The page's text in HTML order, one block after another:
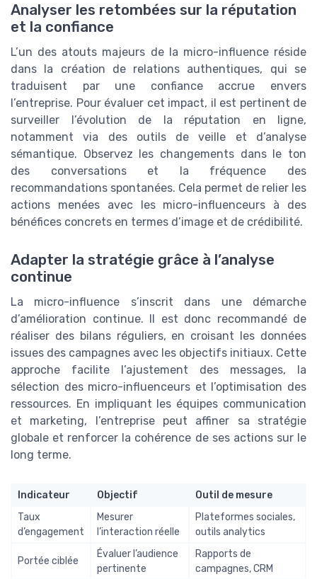
Analyser les retombées sur la réputation
et la confiance
L’un des atouts majeurs de la micro-influence réside
dans la création de relations authentiques, qui se
traduisent par une confiance accrue envers
l’entreprise. Pour évaluer cet impact, il est pertinent de
surveiller l’évolution de la réputation en ligne,
notamment via des outils de veille et d’analyse
sémantique. Observez les changements dans le ton
des conversations et la fréquence des
recommandations spontanées. Cela permet de relier les
actions menées avec les micro-influenceurs à des
bénéfices concrets en termes d’image et de crédibilité.
Adapter la stratégie grâce à l’analyse
continue
La micro-influence s’inscrit dans une démarche
d’amélioration continue. Il est donc recommandé de
réaliser des bilans réguliers, en croisant les données
issues des campagnes avec les objectifs initiaux. Cette
approche facilite l’ajustement des messages, la
sélection des micro-influenceurs et l’optimisation des
ressources. En impliquant les équipes communication
et marketing, l’entreprise peut affiner sa stratégie
globale et renforcer la cohérence de ses actions sur le
long terme.
Indicateur Objectif
Outil de mesure
Taux
d’engagement
Mesurer
l’interaction réelle
Plateformes sociales,
outils analytics
Portée ciblée
Évaluer l’audience
pertinente
Rapports de
campagnes, CRM